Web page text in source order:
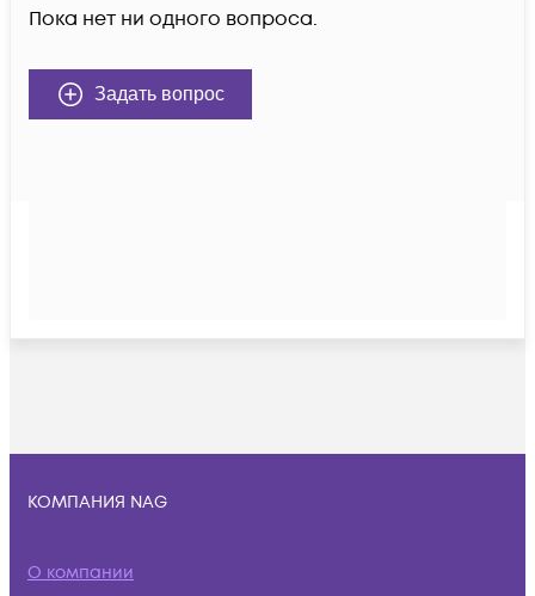
Пока нет ни одного вопроса.
Задать вопрос
КОМПАНИЯ NAG
О компании